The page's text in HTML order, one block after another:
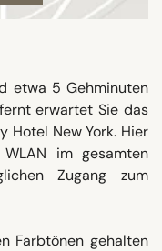
etwa 5 Gehminuten
erwartet Sie das
Hotel New York. Hier
im gesamten
Zugang zum
Farbtönen gehalten